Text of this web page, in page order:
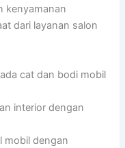
kenyamanan
dari layanan salon
cat dan bodi mobil
interior dengan
mobil dengan